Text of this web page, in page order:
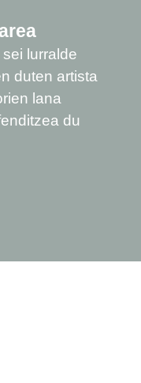
lurralde
duten artista
lana
du